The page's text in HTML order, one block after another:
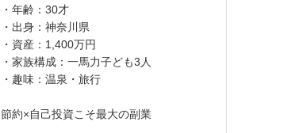
・年齢：30才
・出身：神奈川県
・資産：1,400万円
・家族構成：一馬力子ども3人
・趣味：温泉・旅行
節約×自己投資こそ最大の副業